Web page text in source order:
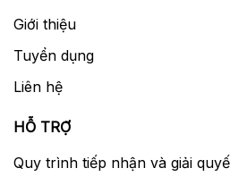
Giới thiệu
Tuyển dụng
Liên hệ
HỖ TRỢ
Quy trình tiếp nhận và giải